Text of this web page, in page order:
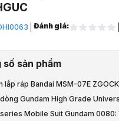
Phỏng, Mô Hình
ráp Bandai MSM-07E ZGOK E
Đánh giá:
số sản phẩm
lắp ráp Bandai MSM-07E
Gundam High Grade
Mobile Suit Gundam 0080: